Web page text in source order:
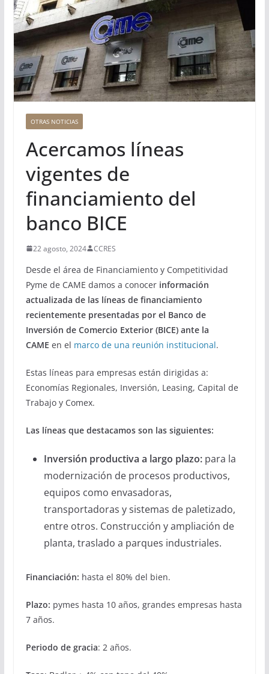
OTRAS NOTICIAS
Acercamos líneas
vigentes de
financiamiento del
banco BICE
22 agosto, 2024 CCRES
Desde el área de Financiamiento y Competitividad
Pyme de CAME damos a conocer información
actualizada de las líneas de financiamiento
recientemente presentadas por el Banco de
Inversión de Comercio Exterior (BICE) ante la
CAME en el marco de una reunión institucional.
Estas líneas para empresas están dirigidas a:
Economías Regionales, Inversión, Leasing, Capital de
Trabajo y Comex.
Las líneas que destacamos son las siguientes:
Inversión productiva a largo plazo: para la
modernización de procesos productivos,
equipos como envasadoras,
transportadoras y sistemas de paletizado,
entre otros. Construcción y ampliación de
planta, traslado a parques industriales.
Financiación: hasta el 80% del bien.
Plazo: pymes hasta 10 años, grandes empresas hasta
7 años.
Periodo de gracia: 2 años.